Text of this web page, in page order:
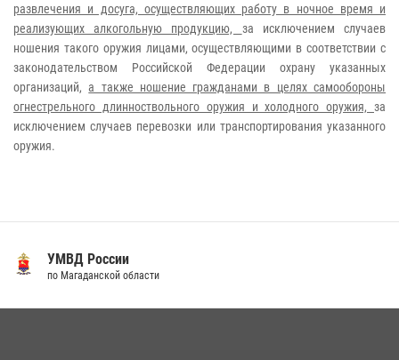
развлечения и досуга, осуществляющих работу в ночное время и
реализующих алкогольную продукцию, за исключением случаев
ношения такого оружия лицами, осуществляющими в соответствии с
законодательством Российской Федерации охрану указанных
организаций,а также ношение гражданами в целях самообороны
огнестрельного длинноствольного оружия и холодного оружия, за
исключением случаев перевозки или транспортирования указанного
оружия.
УМВД России
по Магаданской области